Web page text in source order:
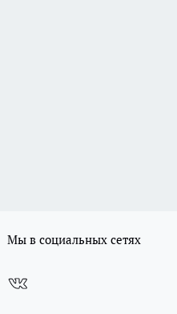
Мы в социальных сетях